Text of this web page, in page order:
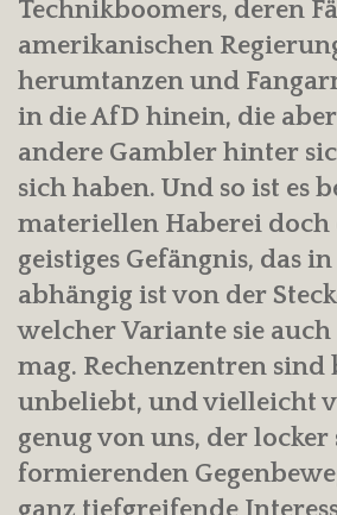
Technikboomers, deren
amerikanischen
herumtanzen und
in die AfD hinein, die
andere Gambler hinter
sich haben. Und so ist es
materiellen Haberei doch
geistiges Gefängnis, das
abhängig ist von der
welcher Variante sie
mag. Rechenzentren sind
unbeliebt, und vielleicht
genug von uns, der locker
formierenden